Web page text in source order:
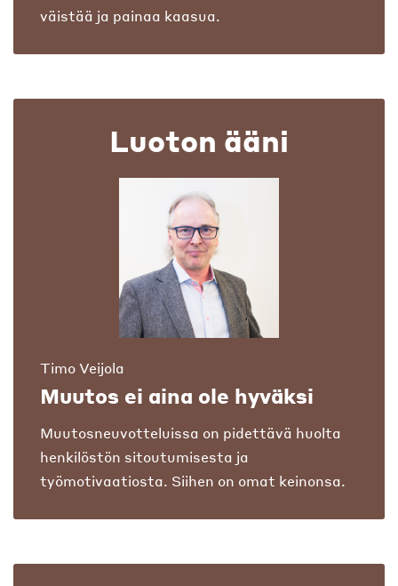
väistää ja painaa kaasua.
Luoton ääni
Timo Veijola
Muutos ei aina ole hyväksi
Muutosneuvotteluissa on pidettävä huolta
henkilöstön sitoutumisesta ja
työmotivaatiosta. Siihen on omat keinonsa.